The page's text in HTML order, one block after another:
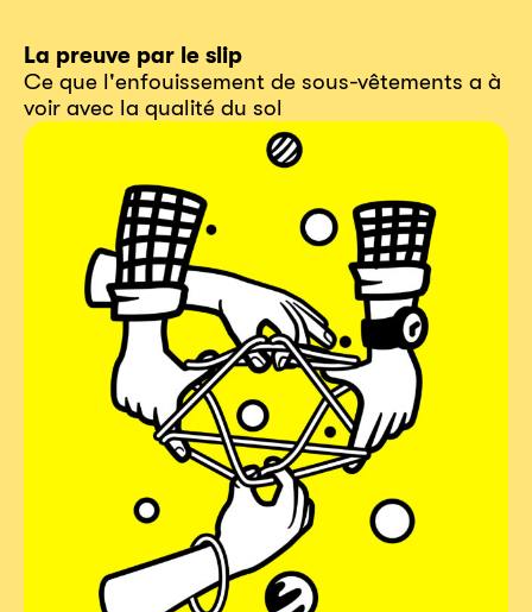
La preuve par le slip
Ce que l'enfouissement de sous-vêtements a à
voir avec la qualité du sol